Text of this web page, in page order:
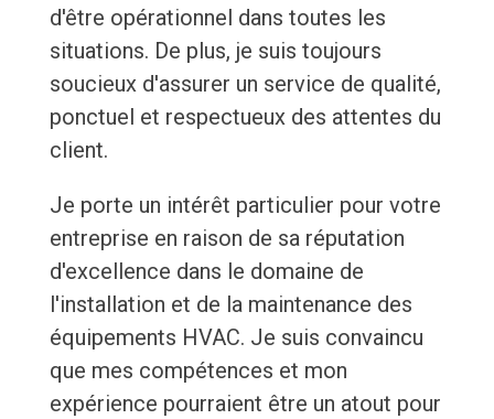
d'être opérationnel dans toutes les
situations. De plus, je suis toujours
soucieux d'assurer un service de qualité,
ponctuel et respectueux des attentes du
client.
Je porte un intérêt particulier pour votre
entreprise en raison de sa réputation
d'excellence dans le domaine de
l'installation et de la maintenance des
équipements HVAC. Je suis convaincu
que mes compétences et mon
expérience pourraient être un atout pour